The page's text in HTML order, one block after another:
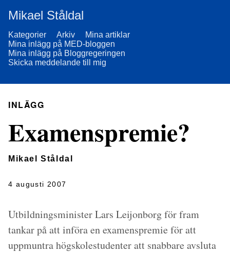
Mikael Ståldal
Kategorier Arkiv
Mina artiklar
Mina inlägg på MED-bloggen
Mina inlägg på Bloggregeringen
Skicka meddelande till mig
INLÄGG
Examenspremie?
Mikael Ståldal
4 augusti 2007
Utbildningsminister Lars Leijonborg för fram
tankar på att införa en examenspremie för att
uppmuntra högskolestudenter att snabbare avsluta